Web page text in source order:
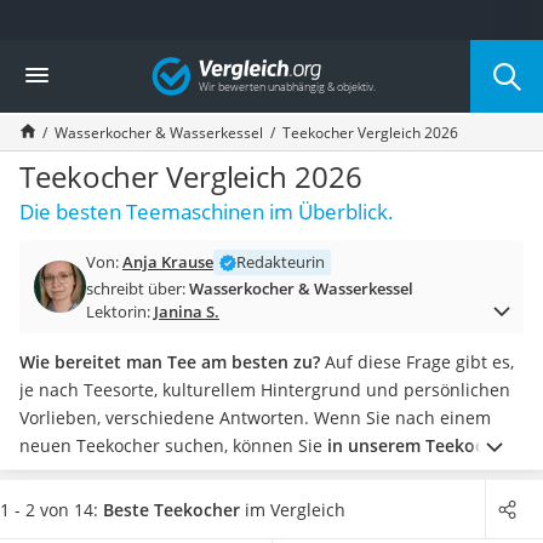
Die beliebtesten Vergleiche nach Kategorie
Haushalt
Wassersprudler
Zentralstaubsauger
Brotbackautomat
Wischroboter
Wäschespinne
Spülmaschinentabs
Akku-Staubsauger
AEG-Waschmaschine
Saug-Wisch-Roboter
Handstaubsauger
Milchaufschäumer
Kondenstrockner
Reiskocher
Vergleich
Wasserkocher & Wasserkessel Teekocher Vergleich 2026
Teekocher Vergleich 2026
Die besten Teemaschinen im Überblick.
Von:Anja Krause
Redakteurin
schreibt über:Wasserkocher & Wasserkessel
Lektorin: Janina S.
Wie bereitet man Tee am besten zu? Auf diese Frage gibt es,
je nach Teesorte, kulturellem Hintergrund und persönlichen
Vorlieben, verschiedene Antworten. Wenn Sie nach einem
neuen Teekocher suchen, können Sie in unserem Teekocher-
Vergleich verschiedenen Methoden der Zubereitung
kennenlernen.Wir haben Wasserkocher mit Teesieb, Brüh-
1 - 2 von 14: Beste Teekocher im Vergleich